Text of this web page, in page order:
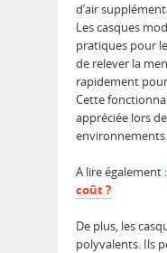
d’air
Les casques
pratiques pour
de relever la
rapidement
Cette
appréciée lors
A lire également :
coût ?
De plus, les
polyvalents. Ils